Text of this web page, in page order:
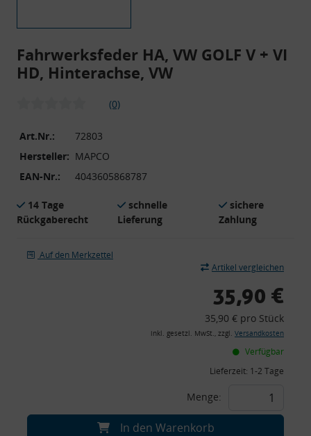
Fahrwerksfeder HA, VW GOLF V + VI
HD, Hinterachse, VW
(0)
Art.Nr.:
72803
Hersteller: MAPCO
EAN-Nr.:
4043605868787
14 Tage
Rückgaberecht
schnelle
Lieferung
sichere
Zahlung
Auf den Merkzettel
Artikel vergleichen
35,90 €
35,90 € pro Stück
inkl. gesetzl. MwSt., zzgl. Versandkosten
Verfügbar
Lieferzeit: 1-2 Tage
Menge:
In den Warenkorb